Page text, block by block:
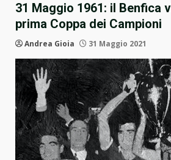
31 Maggio 1961: il Benfica
prima Coppa dei Campioni
Andrea Gioia 31 Maggio 2021